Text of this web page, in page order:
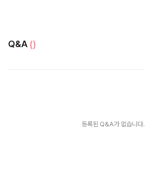
Q&A ()
등록된 Q&A가 없습니다.